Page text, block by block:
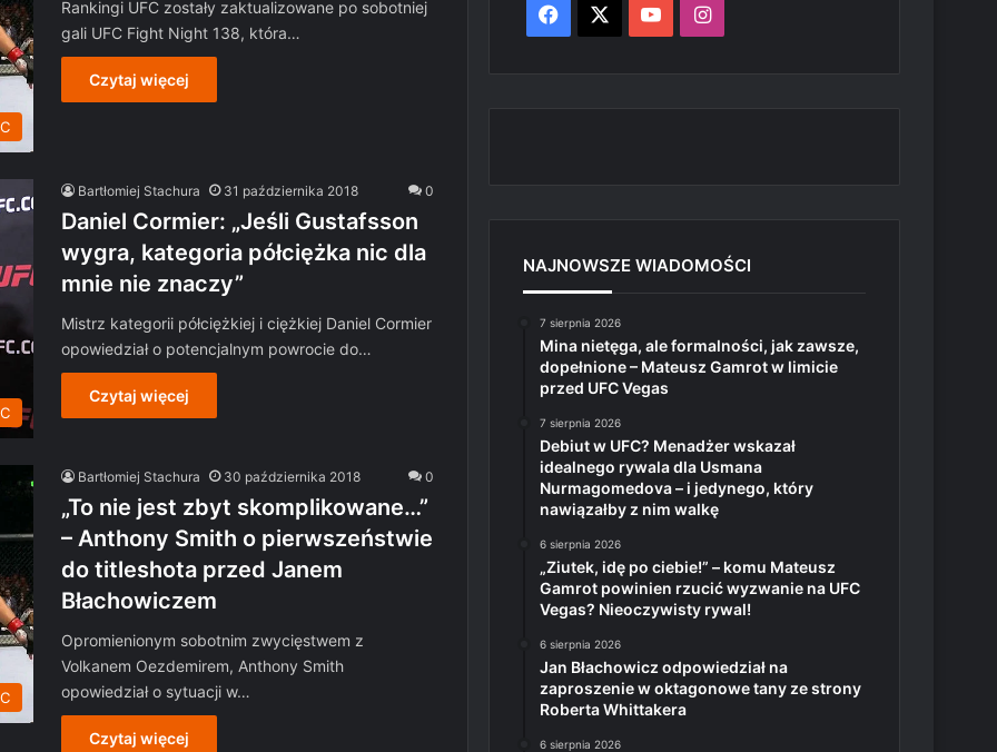
Rankingi UFC zostały zaktualizowane po sobotniej
gali UFC Fight Night 138, która…
Czytaj więcej
Bartłomiej Stachura 31 października 2018 0
Daniel Cormier: „Jeśli Gustafsson
wygra, kategoria półciężka nic dla
mnie nie znaczy”
Mistrz kategorii półciężkiej i ciężkiej Daniel Cormier
opowiedział o potencjalnym powrocie do…
Czytaj więcej
Bartłomiej Stachura 30 października 2018 0
„To nie jest zbyt skomplikowane…”
– Anthony Smith o pierwszeństwie
do titleshota przed Janem
Błachowiczem
Opromienionym sobotnim zwycięstwem z
Volkanem Oezdemirem, Anthony Smith
opowiedział o sytuacji w…
Czytaj więcej
Facebook YouTubeInstagram
NAJNOWSZE WIADOMOŚCI
7 sierpnia 2026
Mina nietęga, ale formalności, jak zawsze,
dopełnione – Mateusz Gamrot w limicie
przed UFC Vegas
7 sierpnia 2026
Debiut w UFC? Menadżer wskazał
idealnego rywala dla Usmana
Nurmagomedova – i jedynego, który
nawiązałby z nim walkę
6 sierpnia 2026
„Ziutek, idę po ciebie!” – komu Mateusz
Gamrot powinien rzucić wyzwanie na UFC
Vegas? Nieoczywisty rywal!
6 sierpnia 2026
Jan Błachowicz odpowiedział na
zaproszenie w oktagonowe tany ze strony
Roberta Whittakera
6 sierpnia 2026